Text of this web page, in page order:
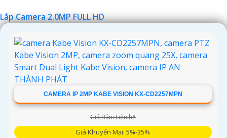
Lắp Camera 2.0MP FULL HD
CAMERA IP 2MP KABE VISION KX-CD2257MPN
Giá Bán: Liên hệ
Giá Khuyến Mại: 5%-35%